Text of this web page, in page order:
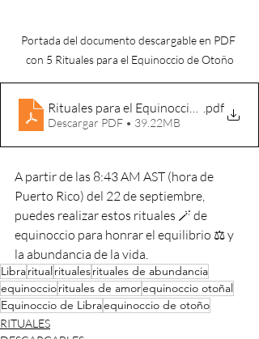
Portada del documento descargable en PDF
con 5 Rituales para el Equinoccio de Otoño
Rituales para el Equinoccio de Otoño
.pdf
Descargar PDF • 39.22MB
A partir de las 8:43 AM AST (hora de
Puerto Rico) del 22 de septiembre,
puedes realizar estos rituales 🪄 de
equinoccio para honrar el equilibrio ⚖️ y
la abundancia de la vida.
Libraritualritualesrituales de abundancia
equinocciorituales de amorequinoccio otoñal
Equinoccio de Libraequinoccio de otoño
RITUALES